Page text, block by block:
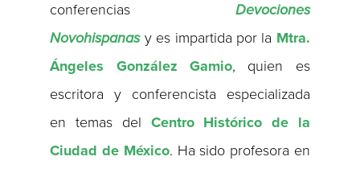
conferencias Devociones
Novohispanasy es impartida por la Mtra.
Ángeles González Gamio, quien es
escritora y conferencista especializada
en temas del Centro Histórico de la
Ciudad de México. Ha sido profesora en